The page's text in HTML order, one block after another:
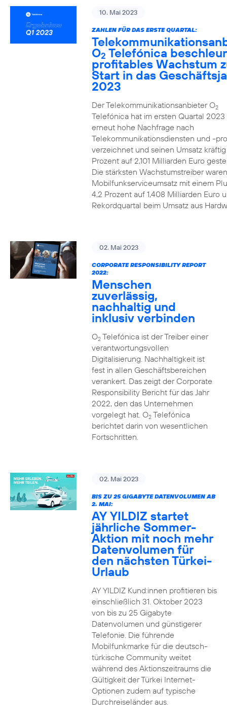
10. Mai 2023
ZAHLEN FÜR DAS ERSTE QUARTAL:
O2 Telefónica
profitables Wachstum
Start in das
2023
Der Telekommunikationsanbieter O2
Telefónica hat im ersten Quartal 2023
erneut hohe Nachfrage nach
Telekommunikationsdiensten und -
verzeichnet und seinen Umsatz
Prozent auf 2,101 Milliarden Euro
Die stärksten Wachstumstreiber
Mobilfunkserviceumsatz mit einem
4,2 Prozent auf 1,408 Milliarden Euro
Rekordquartal beim Umsatz aus
02. Mai 2023
CORPORATE RESPONSIBILITY REPORT
2022:
Menschen
zuverlässig,
nachhaltig und
inklusiv verbinden
O2Telefónica ist der Treiber einer
verantwortungsvollen
Digitalisierung. Nachhaltigkeit ist
fest in allen Geschäftsbereichen
verankert. Das zeigt der Corporate
Responsibility Bericht für das Jahr
2022, den das Unternehmen
vorgelegt hat. O2Telefónica
berichtet darin von wesentlichen
Fortschritten.
02. Mai 2023
BIS ZU 25 GIGABYTE DATENVOLUMEN AB
2. MAI:
AY YILDIZ startet
jährliche Sommer-
Aktion mit noch mehr
Datenvolumen für
den nächsten Türkei-
Urlaub
AY YILDIZ Kund:innen profitieren bis
einschließlich 31. Oktober 2023
von bis zu 25 Gigabyte
Datenvolumen und günstigerer
Telefonie. Die führende
Mobilfunkmarke für die deutsch-
türkische Community weitet
während des Aktionszeitraums die
Gültigkeit der Türkei Internet-
Optionen zudem auf typische
Durchreiseländer aus.